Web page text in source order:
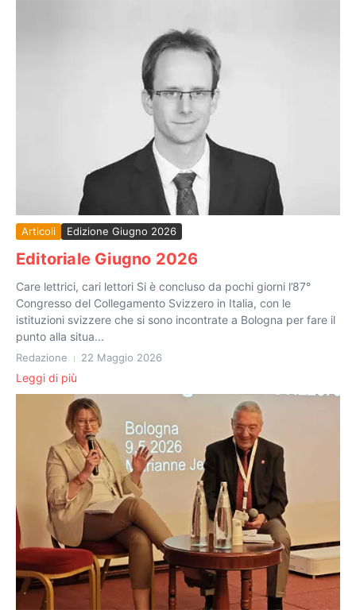
Articoli Edizione Giugno 2026
Editoriale Giugno 2026
Care lettrici, cari lettori Si è concluso da pochi giorni l’87°
Congresso del Collegamento Svizzero in Italia, con le
istituzioni svizzere che si sono incontrate a Bologna per fare il
punto alla situa...
Redazione 22 Maggio 2026
Leggi di più